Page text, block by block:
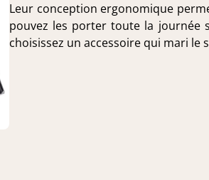
Leur conception ergonomique
pouvez les porter toute la journée
choisissez un accessoire qui mari